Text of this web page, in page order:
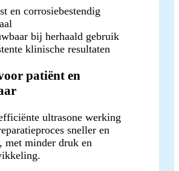
en corrosiebestendig
bij herhaald gebruik
klinische resultaten
patiënt en
ultrasone werking
sneller en
met minder druk en